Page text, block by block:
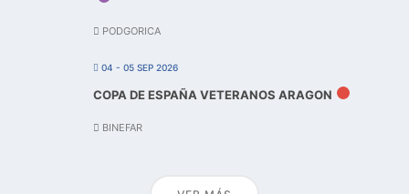
PODGORICA
04 - 05 SEP 2026
COPA DE ESPAÑA VETERANOS ARAGON
BINEFAR